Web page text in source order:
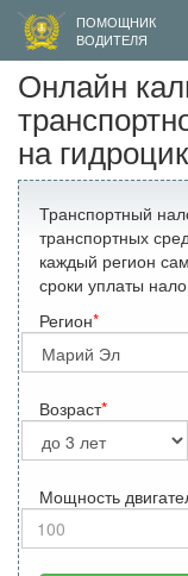
ПОМОЩНИК
ВОДИТЕЛЯ
Онлайн
на
Транспортный
транспортных
каждый регион
сроки уплаты
Регион
Возраст
Мощность